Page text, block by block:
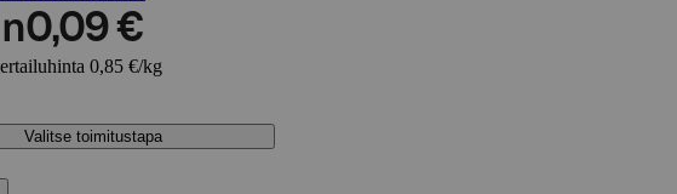
0,09 €
0,85 €/kg
Valitse toimitustapa